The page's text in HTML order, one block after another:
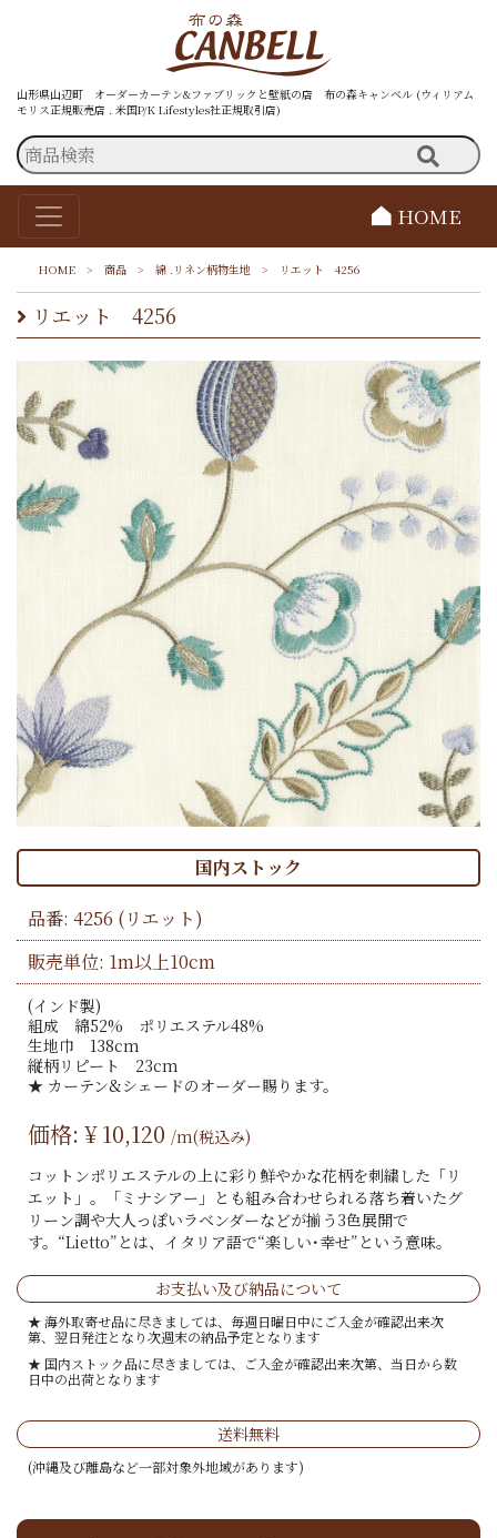
山形県山辺町 オーダーカーテン&ファブリックと壁紙の店 布の森キャンベル (ウィリアム
モリス正規販売店 . 米国P/K Lifestyles社正規取引店)
HOME
HOME > 商品 > 綿 .リネン柄物生地 > リエット 4256
リエット 4256
国内ストック
品番: 4256 (リエット)
販売単位: 1m以上10cm
(インド製)
組成 綿52% ポリエステル48%
生地巾 138cm
縦柄リピート 23cm
★ カーテン&シェードのオーダー賜ります。
価格: ¥10,120 /m(税込み)
コットンポリエステルの上に彩り鮮やかな花柄を刺繍した「リ
エット」。「ミナシアー」とも組み合わせられる落ち着いたグ
リーン調や大人っぽいラベンダーなどが揃う3色展開で
す。“Lietto”とは、イタリア語で“楽しい･幸せ”という意味。
お支払い及び納品について
★ 海外取寄せ品に尽きましては、毎週日曜日中にご入金が確認出来次
第、翌日発注となり次週末の納品予定となります
★ 国内ストック品に尽きましては、ご入金が確認出来次第、当日から数
日中の出荷となります
送料無料
(沖縄及び離島など一部対象外地域があります)